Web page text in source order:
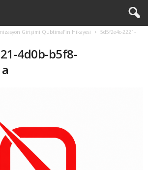
Girişimi Qubtimal’in Hikayesi
5d5f2e4c-2221-
4d0b-b5f8-